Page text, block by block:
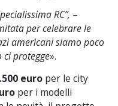
RC”, –
per celebrare le
americani siamo poco
protegge».
europer le city
per i modelli